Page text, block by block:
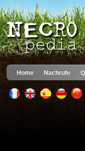
Home Nachrufe